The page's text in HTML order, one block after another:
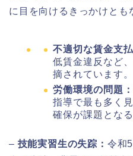
に目を向けるきっかけとも
不適切な賃金支払
低賃金違反など
摘されています。
労働環境の問題：
指導で最も多く
確保が課題とな
– 技能実習生の失踪： 令和